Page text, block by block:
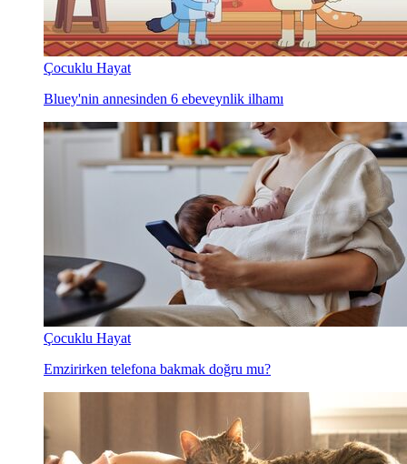
Çocuklu Hayat
Bluey'nin annesinden 6 ebeveynlik ilhamı
Çocuklu Hayat
Emzirirken telefona bakmak doğru mu?